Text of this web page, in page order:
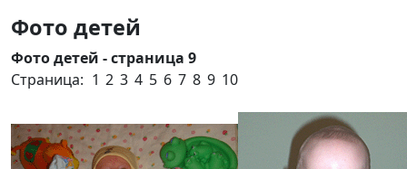
Фото детей
Фото детей - страница 9
Страница: 1 2 3 4 5 6 7 8 9 10